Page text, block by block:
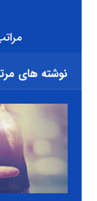
نوشته های